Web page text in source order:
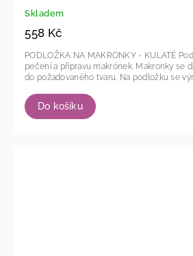
Skladem
558 Kč
Do košíku
PODLOŽKA NA MAKRONKY - KULATÉ Podložka je skvělá pro
pečení a přípravu makrónek. Makronky se díky podložce upečou
do požadovaného tvaru. Na podložku